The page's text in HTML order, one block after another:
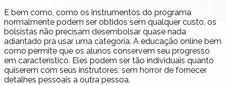
E bem como, como os instrumentos do programa
normalmente podem ser obtidos sem qualquer custo, os
bolsistas não precisam desembolsar quase nada
adiantado pra usar uma categoria. A educação online bem
como permite que os alunos conservem seu progresso
em característico. Eles podem ser tão individuais quanto
quiserem com seus instrutores, sem horror de fornecer
detalhes pessoais a outra pessoa.